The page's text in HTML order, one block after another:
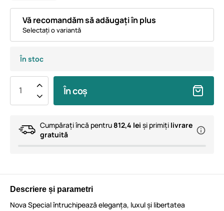
Vă recomandăm să adăugați în plus
Selectați o variantă
În stoc
În coș
Cumpărați încă pentru 812,4 lei și primiți livrare
gratuită
Descriere și parametri
Nova Special întruchipează eleganța, luxul și libertatea